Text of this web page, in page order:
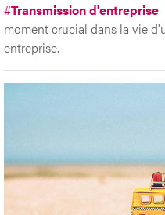
#Transmission d'entreprise
moment crucial dans la vie
entreprise.